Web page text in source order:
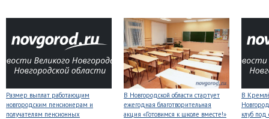
Размер выплат работающим
новгородским пенсионерам и
получателям пенсионных
В Новгородской области стартует
ежегодная благотворительная
акция «Готовимся к школе вместе!»
В
клуб